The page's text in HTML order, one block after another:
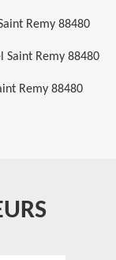
Remy 88480
Saint Remy 88480
Remy 88480